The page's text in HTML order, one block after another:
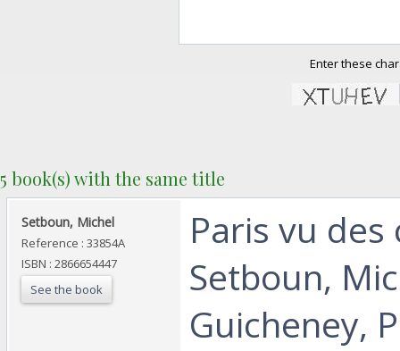
Enter these
5 book(s) with the same title
‎Setboun, Michel ‎
Reference : 33854A
ISBN : 2866654447
See the book
‎Paris vu des
Setboun,
Guicheney,